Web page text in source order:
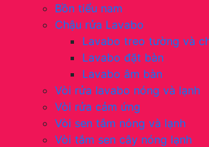
Bồn tiểu nam
Chậu rửa Lavabo
Lavabo treo tường và
Lavabo đặt bàn
Lavabo âm bàn
Vòi rửa lavabo nóng và lạnh
Vòi rửa cảm ứng
Vòi sen tắm nóng và lạnh
Vòi tắm sen cây nóng lạnh